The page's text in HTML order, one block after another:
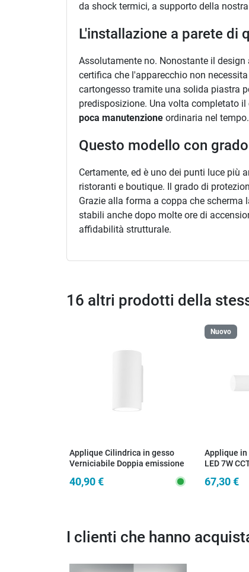
da shock termici, a supporto della nostra
L'installazione a parete di
Assolutamente no. Nonostante il
certifica che l'apparecchio non
cartongesso tramite una solida piastra
predisposizione. Una volta completato
poca manutenzione ordinaria nel tempo.
Questo modello con
Certamente, ed è uno dei punti luce
ristoranti e boutique. Il grado di
Grazie alla forma a coppa che
stabili anche dopo molte ore di
affidabilità strutturale.
16 altri prodotti della
Applique Cilindrica in gesso
Verniciabile Doppia emissione
dimensioni 2xGU10
40,90 €
Nuovo
Applique
LED 7W
67,30 €
I clienti che hanno